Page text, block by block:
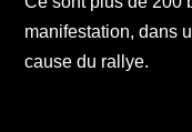
manifestation, dans
cause du rallye.